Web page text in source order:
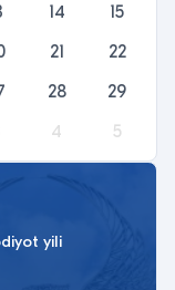
14
15
21
22
28
29
4 5
yili